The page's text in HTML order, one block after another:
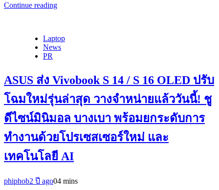
Continue reading
Laptop
News
PR
ASUS ส่ง Vivobook S 14 / S 16 OLED ปรับ
โฉมใหม่รุ่นล่าสุด วางจำหน่ายแล้ววันนี้! ชู
ดีไซน์มินิมอล บางเบา พร้อมยกระดับการ
ทำงานด้วยโปรเซสเซอร์ใหม่ และ
เทคโนโลยี AI
phiphob2 ปี ago04 mins